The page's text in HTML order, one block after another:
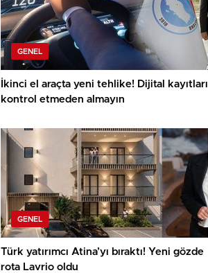
GENEL
İkinci el araçta yeni tehlike! Dijital kayıtları
kontrol etmeden almayın
GENEL
Türk yatırımcı Atina’yı bıraktı! Yeni gözde
rota Lavrio oldu